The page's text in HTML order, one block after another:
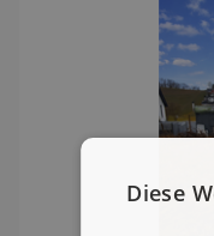
Diese